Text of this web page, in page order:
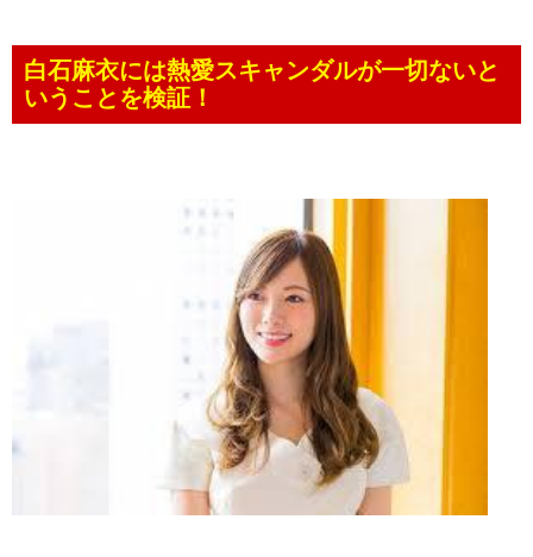
白石麻衣には熱愛スキャンダルが一切ないと
いうことを検証！